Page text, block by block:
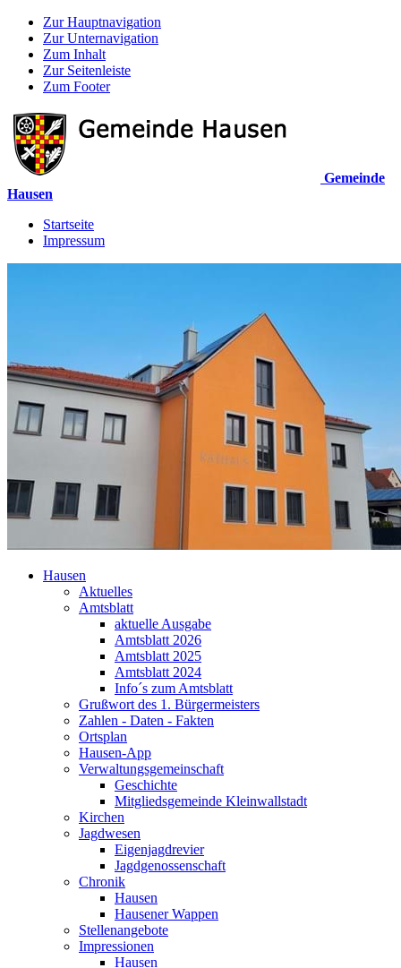
Zur Hauptnavigation
Zur Unternavigation
Zum Inhalt
Zur Seitenleiste
Zum Footer
Gemeinde
Hausen
Startseite
Impressum
Hausen
Aktuelles
Amtsblatt
aktuelle Ausgabe
Amtsblatt 2026
Amtsblatt 2025
Amtsblatt 2024
Info´s zum Amtsblatt
Grußwort des 1. Bürgermeisters
Zahlen - Daten - Fakten
Ortsplan
Hausen-App
Verwaltungsgemeinschaft
Geschichte
Mitgliedsgemeinde Kleinwallstadt
Kirchen
Jagdwesen
Eigenjagdrevier
Jagdgenossenschaft
Chronik
Hausen
Hausener Wappen
Stellenangebote
Impressionen
Hausen